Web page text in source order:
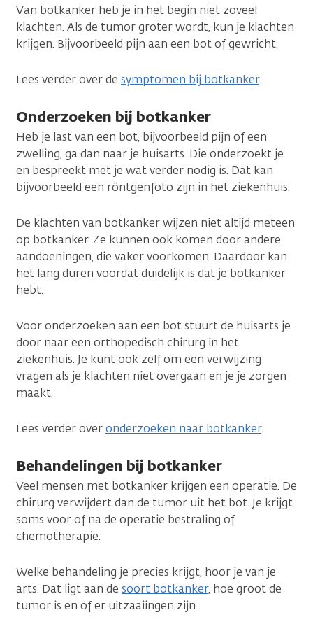
Van botkanker heb je in het begin niet zoveel
klachten. Als de tumor groter wordt, kun je klachten
krijgen. Bijvoorbeeld pijn aan een bot of gewricht.
Lees verder over de symptomen bij botkanker.
Onderzoeken bij botkanker
Heb je last van een bot, bijvoorbeeld pijn of een
zwelling, ga dan naar je huisarts. Die onderzoekt je
en bespreekt met je wat verder nodig is. Dat kan
bijvoorbeeld een röntgenfoto zijn in het ziekenhuis.
De klachten van botkanker wijzen niet altijd meteen
op botkanker. Ze kunnen ook komen door andere
aandoeningen, die vaker voorkomen. Daardoor kan
het lang duren voordat duidelijk is dat je botkanker
hebt.
Voor onderzoeken aan een bot stuurt de huisarts je
door naar een orthopedisch chirurg in het
ziekenhuis. Je kunt ook zelf om een verwijzing
vragen als je klachten niet overgaan en je je zorgen
maakt.
Lees verder overonderzoeken naar botkanker.
Behandelingen bij botkanker
Veel mensen met botkanker krijgen een operatie. De
chirurg verwijdert dan de tumor uit het bot. Je krijgt
soms voor of na de operatie bestraling of
chemotherapie.
Welke behandeling je precies krijgt, hoor je van je
arts. Dat ligt aan de soort botkanker, hoe groot de
tumor is en of er uitzaaiingen zijn.